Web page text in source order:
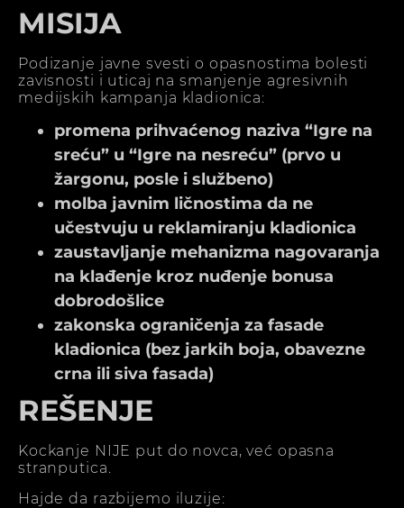
MISIJA
Podizanje javne svesti o opasnostima bolesti
zavisnosti i uticaj na smanjenje agresivnih
medijskih kampanja kladionica:
promena prihvaćenog naziva “Igre na
sreću” u “Igre na nesreću” (prvo u
žargonu, posle i službeno)
molba javnim ličnostima da ne
učestvuju u reklamiranju kladionica
zaustavljanje mehanizma nagovaranja
na klađenje kroz nuđenje bonusa
dobrodošlice
zakonska ograničenja za fasade
kladionica (bez jarkih boja, obavezne
crna ili siva fasada)
REŠENJE
Kockanje NIJE put do novca, već opasna
stranputica.
Hajde da razbijemo iluzije: